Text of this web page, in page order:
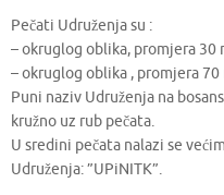
Pečati Udruženja su :
– okruglog oblika, promjera 30
– okruglog oblika , promjera 70
Puni naziv Udruženja na
kružno uz rub pečata.
U sredini pečata nalazi se
Udruženja: ”UPiNITK”.